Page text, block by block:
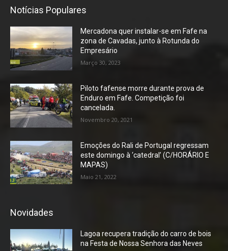
Notícias Populares
Mercadona quer instalar-se em Fafe na
zona de Cavadas, junto à Rotunda do
Empresário
Março 30, 2023
Piloto fafense morre durante prova de
Enduro em Fafe. Competição foi
cancelada.
Novembro 20, 2021
Emoções do Rali de Portugal regressam
este domingo à ‘catedral’ (C/HORÁRIO E
MAPAS)
Maio 21, 2022
Novidades
Lagoa recupera tradição do carro de bois
na Festa de Nossa Senhora das Neves